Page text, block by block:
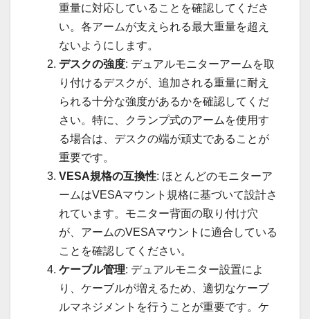
重量に対応していることを確認してくださ
い。各アームが支えられる最大重量を超え
ないようにします。
デスクの強度: デュアルモニターアームを取
り付けるデスクが、追加される重量に耐え
られる十分な強度があるかを確認してくだ
さい。特に、クランプ式のアームを使用す
る場合は、デスクの端が頑丈であることが
重要です。
VESA規格の互換性: ほとんどのモニターア
ームはVESAマウント規格に基づいて設計さ
れています。モニター背面の取り付け穴
が、アームのVESAマウントに適合している
ことを確認してください。
ケーブル管理: デュアルモニター設置によ
り、ケーブルが増えるため、適切なケーブ
ルマネジメントを行うことが重要です。ケ